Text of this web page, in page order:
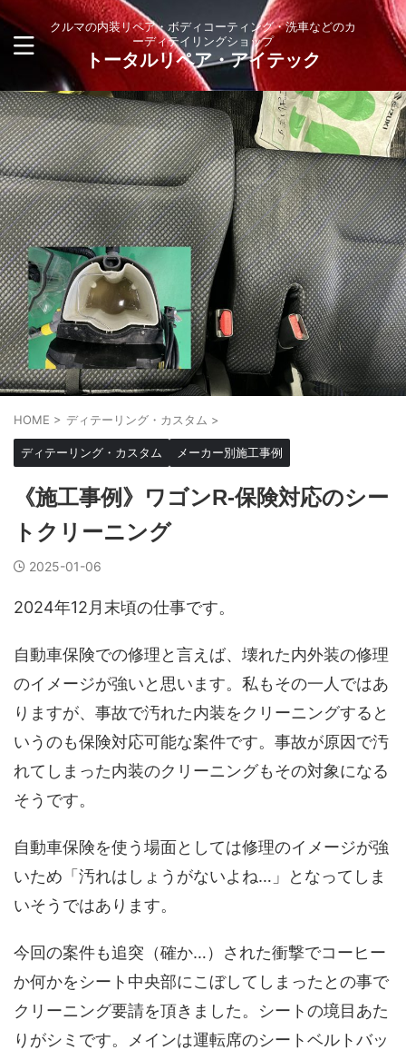
クルマの内装リペア・ボディコーティング・洗車などのカ
ーディテイリングショップ
トータルリペア・アイテック
HOME > ディテーリング・カスタム >
ディテーリング・カスタム メーカー別施工事例
《施工事例》ワゴンR-保険対応のシー
トクリーニング
2025-01-06
2024年12月末頃の仕事です。
自動車保険での修理と言えば、壊れた内外装の修理
のイメージが強いと思います。私もその一人ではあ
りますが、事故で汚れた内装をクリーニングすると
いうのも保険対応可能な案件です。事故が原因で汚
れてしまった内装のクリーニングもその対象になる
そうです。
自動車保険を使う場面としては修理のイメージが強
いため「汚れはしょうがないよね…」となってしま
いそうではあります。
今回の案件も追突（確か…）された衝撃でコーヒー
か何かをシート中央部にこぼしてしまったとの事で
クリーニング要請を頂きました。シートの境目あた
りがシミです。メインは運転席のシートベルトバッ